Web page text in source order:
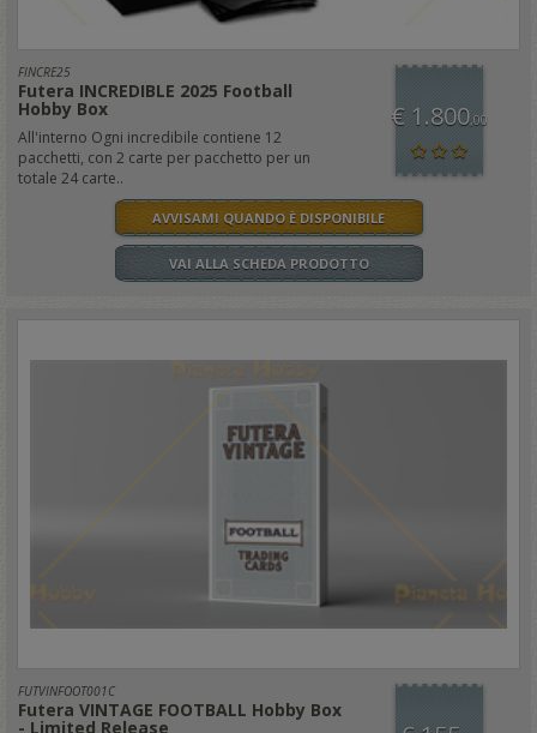
FINCRE25
Futera INCREDIBLE 2025 Football
Hobby Box
All'interno Ogni incredibile contiene 12
pacchetti, con 2 carte per pacchetto per un
totale 24 carte..
€ 1.800,00
AVVISAMI QUANDO È DISPONIBILE
VAI ALLA SCHEDA PRODOTTO
FUTVINFOOT001C
Futera VINTAGE FOOTBALL Hobby Box
- Limited Release